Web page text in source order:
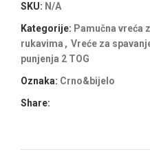
SKU: N/A
Kategorije: Pamučna vreća
rukavima , Vreće za
punjenja 2 TOG
Oznaka: Crno&bijelo
Share: